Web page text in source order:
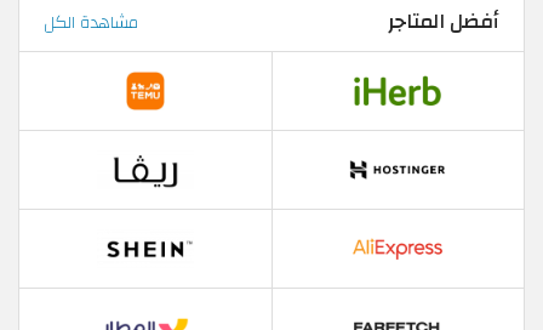
أفضل المتاجر مشاهدة الكل